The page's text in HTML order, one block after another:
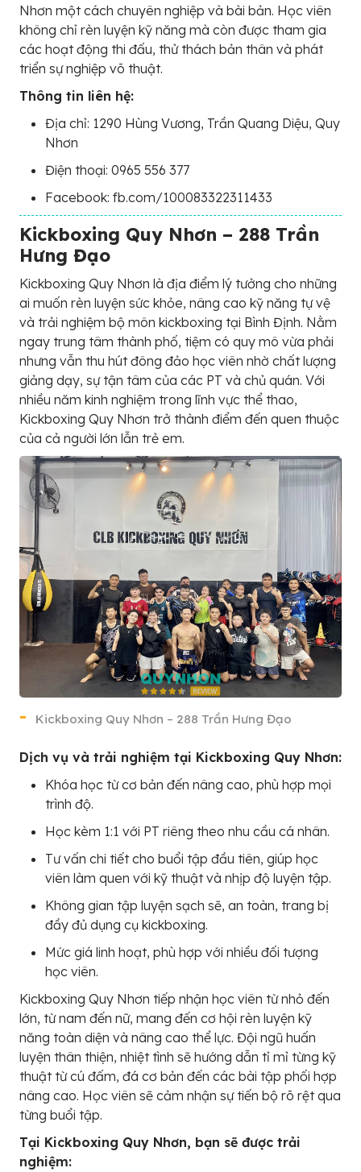
Nhơn một cách chuyên nghiệp và bài bản. Học viên
không chỉ rèn luyện kỹ năng mà còn được tham gia
các hoạt động thi đấu, thử thách bản thân và phát
triển sự nghiệp võ thuật.
Thông tin liên hệ:
Địa chỉ: 1290 Hùng Vương, Trần Quang Diệu, Quy
Nhơn
Điện thoại: 0965 556 377
Facebook: fb.com/100083322311433
Kickboxing Quy Nhơn – 288 Trần
Hưng Đạo
Kickboxing Quy Nhơn là địa điểm lý tưởng cho những
ai muốn rèn luyện sức khỏe, nâng cao kỹ năng tự vệ
và trải nghiệm bộ môn kickboxing tại Bình Định. Nằm
ngay trung tâm thành phố, tiệm có quy mô vừa phải
nhưng vẫn thu hút đông đảo học viên nhờ chất lượng
giảng dạy, sự tận tâm của các PT và chủ quán. Với
nhiều năm kinh nghiệm trong lĩnh vực thể thao,
Kickboxing Quy Nhơn trở thành điểm đến quen thuộc
của cả người lớn lẫn trẻ em.
Kickboxing Quy Nhơn – 288 Trần Hưng Đạo
Dịch vụ và trải nghiệm tại Kickboxing Quy Nhơn:
Khóa học từ cơ bản đến nâng cao, phù hợp mọi
trình độ.
Học kèm 1:1 với PT riêng theo nhu cầu cá nhân.
Tư vấn chi tiết cho buổi tập đầu tiên, giúp học
viên làm quen với kỹ thuật và nhịp độ luyện tập.
Không gian tập luyện sạch sẽ, an toàn, trang bị
đầy đủ dụng cụ kickboxing.
Mức giá linh hoạt, phù hợp với nhiều đối tượng
học viên.
Kickboxing Quy Nhơn tiếp nhận học viên từ nhỏ đến
lớn, từ nam đến nữ, mang đến cơ hội rèn luyện kỹ
năng toàn diện và nâng cao thể lực. Đội ngũ huấn
luyện thân thiện, nhiệt tình sẽ hướng dẫn tỉ mỉ từng kỹ
thuật từ cú đấm, đá cơ bản đến các bài tập phối hợp
nâng cao. Học viên sẽ cảm nhận sự tiến bộ rõ rệt qua
từng buổi tập.
Tại Kickboxing Quy Nhơn, bạn sẽ được trải
nghiệm: